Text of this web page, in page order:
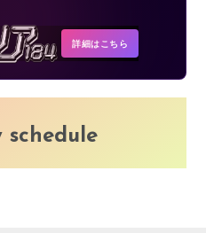
詳細はこちら
schedule